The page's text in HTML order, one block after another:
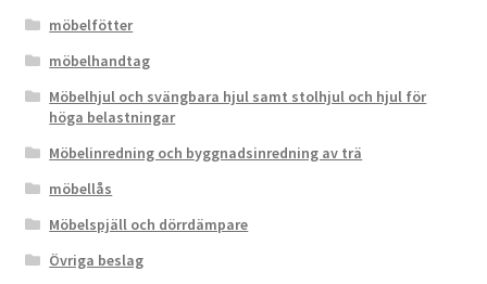
möbelfötter
möbelhandtag
Möbelhjul och svängbara hjul samt stolhjul och hjul för
höga belastningar
Möbelinredning och byggnadsinredning av trä
möbellås
Möbelspjäll och dörrdämpare
Övriga beslag